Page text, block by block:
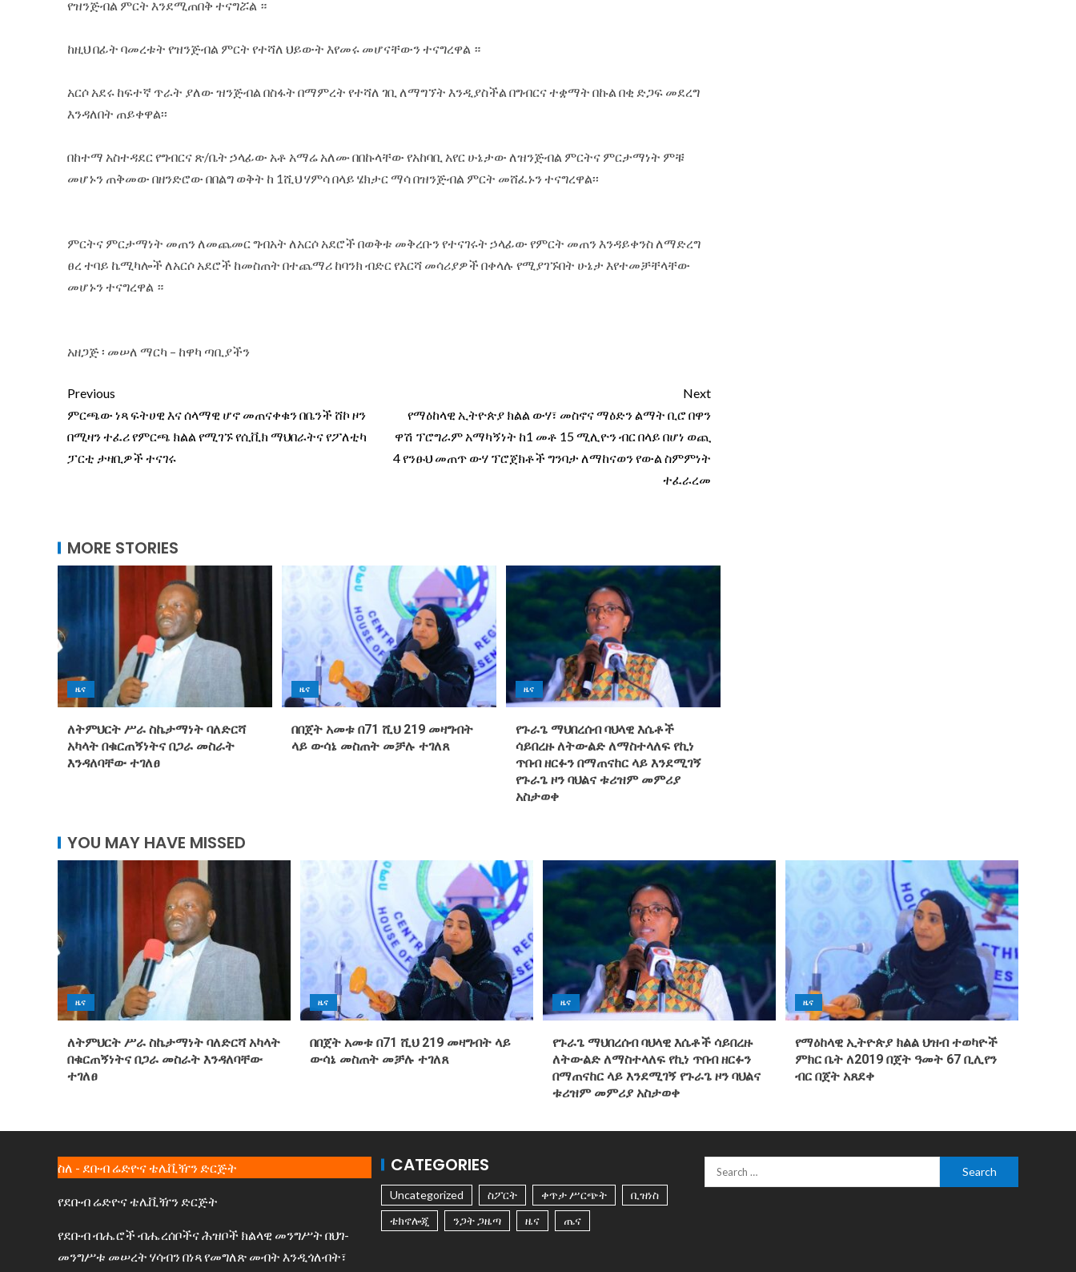
የዝንጅብል ምርት እንደሚጠበቅ ተናግሯል ።
ከዚህ በፊት ባመረቱት የዝንጅብል ምርት የተሻለ ህይውት እየመሩ መሆናቸውን ተናግረዋል ።
አርሶ አደሩ ከፍተኛ ጥራት ያለው ዝንጅብል በስፋት በማምረት የተሻለ ገቢ ለማግኘት እንዲያስችል በግብርና ተቋማት በኩል በቂ ድጋፍ መደረግ
እንዳለበት ጠይቀዋል፡፡
በከተማ አስተዳደር የግብርና ጽ/ቤት ኃላፊው አቶ አማሬ አለሙ በበኩላቸው የአከባቢ አየር ሁኔታው ለዝንጅብል ምርትና ምርታማነት ምቹ
መሆኑን ጠቅመው በዘንድሮው በበልግ ወቅት ከ 1ሺህ ሃምሳ በላይ ሄክታር ማሳ በዝንጅብል ምርት መሸፈኑን ተናግረዋል፡፡
ምርትና ምርታማነት መጠን ለመጨመር ግብአት ለአርሶ አደሮች በወቅቱ መቅረቡን የተናገሩት ኃላፊው የምርት መጠን እንዳይቀንስ ለማድረግ
ፀረ ተባይ ኬሚካሎች ለአርሶ አደሮች ከመስጠት በተጨማሪ ከባንክ ብድር የእርሻ መሳሪያዎች በቀላሉ የሚያገኙበት ሁኔታ እየተመቻቸላቸው
መሆኑን ተናግረዋል ።
አዘጋጅ ፡ መሠለ ማርካ – ከዋካ ጣቢያችን
Previous
ምርጫው ነጻ ፍትሀዊ እና ሰላማዊ ሆኖ መጠናቀቁን በቤንች ሸኮ ዞን
በሚዛን ተፈሪ የምርጫ ክልል የሚገኙ የሲቪክ ማህበራትና የፖለቲካ
ፓርቲ ታዛቢዎች ተናገሩ
Next
የማዕከላዊ ኢትዮጵያ ክልል ውሃ፣ መስኖና ማዕድን ልማት ቢሮ በዋን
ዋሽ ፕሮግራም አማካኝነት ከ1 መቶ 15 ሚሊዮን ብር በላይ በሆነ ወጪ
4 የንፁህ መጠጥ ውሃ ፕሮጀክቶች ግንባታ ለማከናወን የውል ስምምነት
ተፈራረመ
MORE STORIES
ዜና
ለትምህርት ሥራ ስኬታማነት ባለድርሻ
አካላት በቁርጠኝነትና በጋራ መስራት
እንዳለባቸው ተገለፀ
ዜና
በበጀት አመቱ በ71 ሺህ 219 መዛግብት
ላይ ውሳኔ መስጠት መቻሉ ተገለጸ
ዜና
የጉራጌ ማህበረሰብ ባህላዊ እሴቶች
ሳይበረዙ ለትውልድ ለማስተላለፍ የኪነ
ጥበብ ዘርፉን በማጠናከር ላይ እንደሚገኝ
የጉራጌ ዞን ባህልና ቱሪዝም መምሪያ
አስታወቀ
YOU MAY HAVE MISSED
ዜና
ለትምህርት ሥራ ስኬታማነት ባለድርሻ አካላት
በቁርጠኝነትና በጋራ መስራት እንዳለባቸው
ተገለፀ
ዜና
በበጀት አመቱ በ71 ሺህ 219 መዛግብት ላይ
ውሳኔ መስጠት መቻሉ ተገለጸ
ዜና
የጉራጌ ማህበረሰብ ባህላዊ እሴቶች ሳይበረዙ
ለትውልድ ለማስተላለፍ የኪነ ጥበብ ዘርፉን
በማጠናከር ላይ እንደሚገኝ የጉራጌ ዞን ባህልና
ቱሪዝም መምሪያ አስታወቀ
ዜና
የማዕከላዊ ኢትዮጵያ ክልል ህዝብ ተወካዮች
ምክር ቤት ለ2019 በጀት ዓመት 67 ቢሊየን
ብር በጀት አጸደቀ
ስለ - ደቡብ ሬድዮና ቴሌቪዥን ድርጅት
የደቡብ ሬድዮና ቴሌቪዥን ድርጅት
የደቡብ ብሔሮች ብሔረሰቦችና ሕዝቦች ክልላዊ መንግሥት በህገ-
መንግሥቱ መሠረት ሃሳብን በነጻ የመግለጽ መብት እንዲጎለብት፣
CATEGORIES
Uncategorized ስፖርት ቀጥታ ሥርጭት
ቢዝነስ
ቴክኖሎጂ
ንጋት ጋዜጣ ዜና ጤና